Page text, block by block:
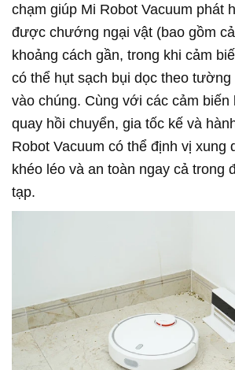
chạm giúp Mi Robot Vacuum phát
được chướng ngại vật (bao gồm
khoảng cách gần, trong khi cảm
có thể hụt sạch bụi dọc theo tường
vào chúng. Cùng với các cảm biến
quay hồi chuyển, gia tốc kế và
Robot Vacuum có thể định vị xung
khéo léo và an toàn ngay cả trong
tạp.